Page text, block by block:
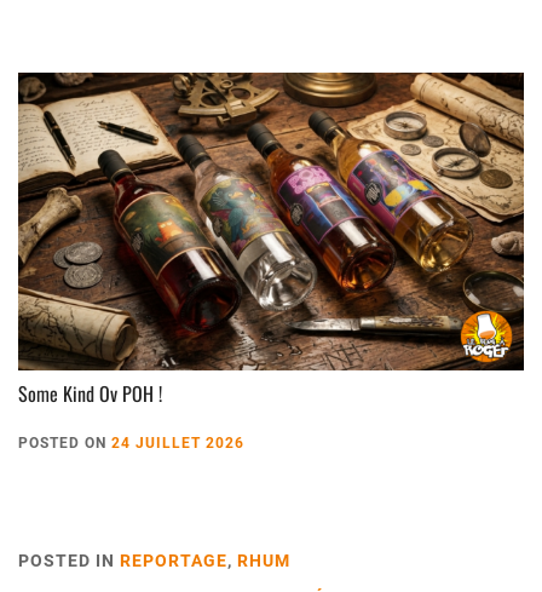
Some Kind Ov POH !
POSTED ON 24 JUILLET 2026
POSTED IN REPORTAGE, RHUM